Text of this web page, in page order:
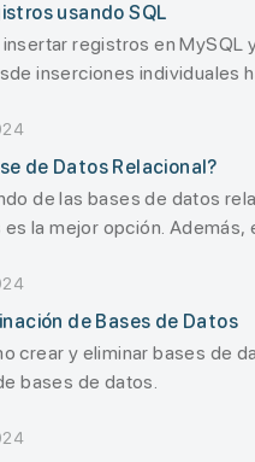
usando SQL
registros en
inserciones individuales
de Datos Relacional?
de las bases de datos
la mejor opción.
de Bases de Datos
crear y eliminar bases de
bases de datos.